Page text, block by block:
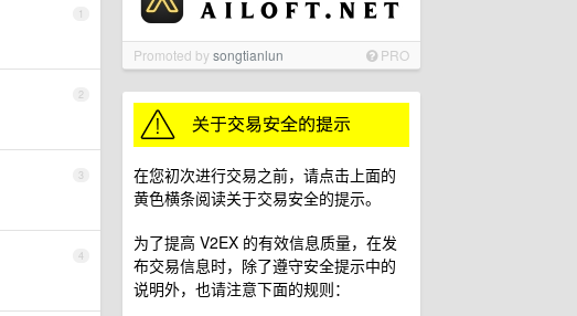
Promoted bysongtianlun PRO
在您初次进行交易之前，请点击上面的
黄色横条阅读关于交易安全的提示。
为了提高 V2EX 的有效信息质量，在发
布交易信息时，除了遵守安全提示中的
说明外，也请注意下面的规则：
1
2
3
4